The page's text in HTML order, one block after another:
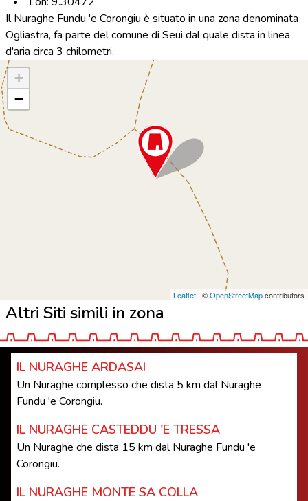
Il Nuraghe Fundu 'e Corongiu è situato in una zona denominata
Ogliastra, fa parte del comune di Seui dal quale dista in linea
d'aria circa 3 chilometri.
+
−
Leaflet | ©OpenStreetMapcontributors
Altri Siti simili in zona
IL NURAGHE ARDASAI
Un Nuraghe complesso che dista 5 km dal Nuraghe
Fundu 'e Corongiu.
IL NURAGHE CASTEDDU 'E TRESSA
Un Nuraghe che dista 15 km dal Nuraghe Fundu 'e
Corongiu.
IL NURAGHE MONTE SA COLLA